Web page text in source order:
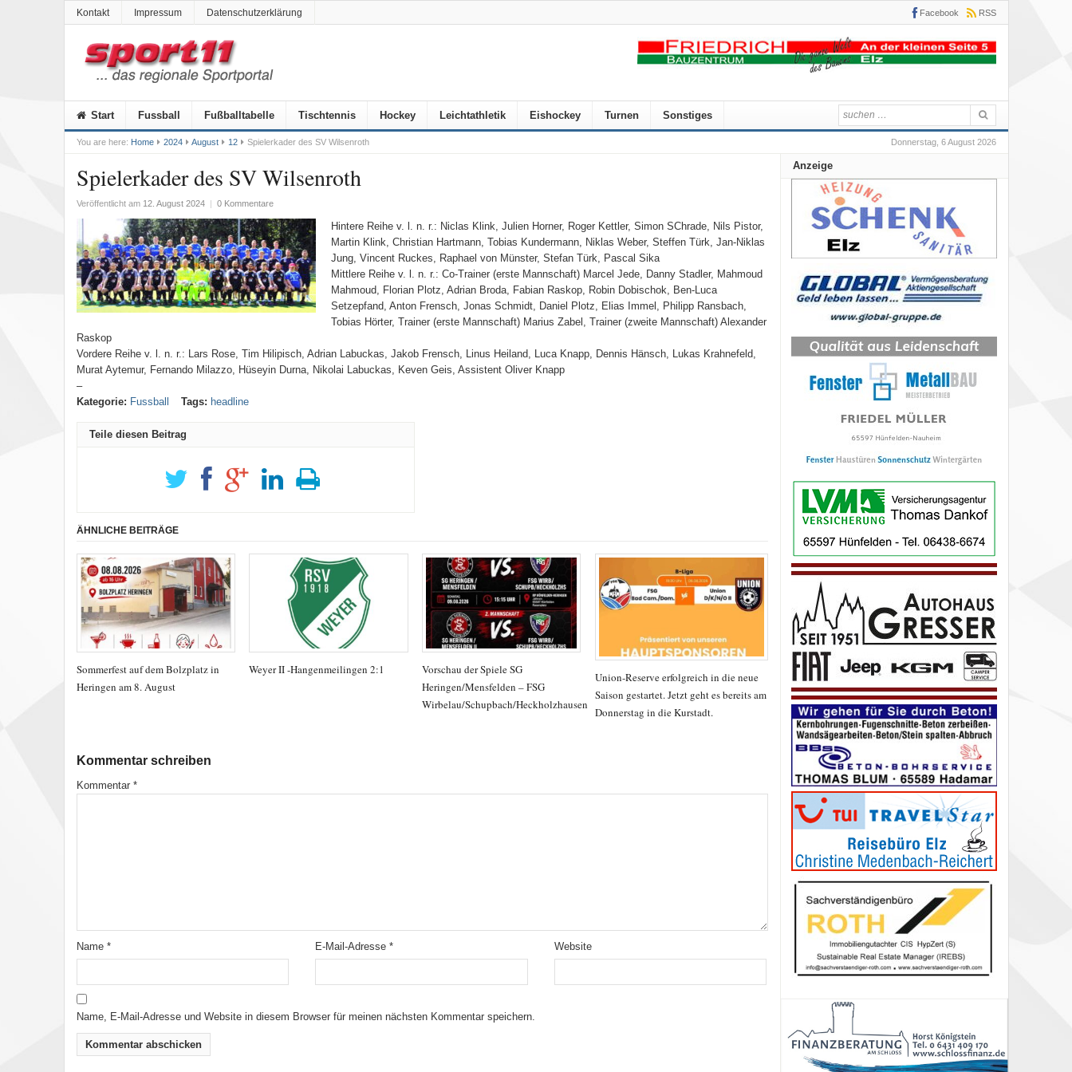
Kontakt Impressum Datenschutzerklärung Facebook RSS
Start Fussball Fußballtabelle Tischtennis Hockey Leichtathletik Eishockey Turnen Sonstiges
Donnerstag, 6 August 2026
You are here: Home 2024 August 12 Spielerkader des SV Wilsenroth
Spielerkader des SV Wilsenroth
Veröffentlicht am 12. August 2024 | 0 Kommentare
Hintere Reihe v. l. n. r.: Niclas Klink, Julien Horner, Roger Kettler, Simon SChrade, Nils Pistor,
Martin Klink, Christian Hartmann, Tobias Kundermann, Niklas Weber, Steffen Türk, Jan-Niklas
Jung, Vincent Ruckes, Raphael von Münster, Stefan Türk, Pascal Sika
Mittlere Reihe v. l. n. r.: Co-Trainer (erste Mannschaft) Marcel Jede, Danny Stadler, Mahmoud
Mahmoud, Florian Plotz, Adrian Broda, Fabian Raskop, Robin Dobischok, Ben-Luca
Setzepfand, Anton Frensch, Jonas Schmidt, Daniel Plotz, Elias Immel, Philipp Ransbach,
Tobias Hörter, Trainer (erste Mannschaft) Marius Zabel, Trainer (zweite Mannschaft) Alexander
Raskop
Vordere Reihe v. l. n. r.: Lars Rose, Tim Hilipisch, Adrian Labuckas, Jakob Frensch, Linus Heiland, Luca Knapp, Dennis Hänsch, Lukas Krahnefeld,
Murat Aytemur, Fernando Milazzo, Hüseyin Durna, Nikolai Labuckas, Keven Geis, Assistent Oliver Knapp
–
Kategorie: Fussball Tags: headline
Teile diesen Beitrag
ÄHNLICHE BEITRÄGE
Sommerfest auf dem Bolzplatz in
Heringen am 8. August
Weyer II -Hangenmeilingen 2:1
Vorschau der Spiele SG
Heringen/Mensfelden – FSG
Wirbelau/Schupbach/Heckholzhausen
Union-Reserve erfolgreich in die neue
Saison gestartet. Jetzt geht es bereits am
Donnerstag in die Kurstadt.
Kommentar schreiben
Kommentar *
Name * E-Mail-Adresse* Website
Name, E-Mail-Adresse und Website in diesem Browser für meinen nächsten Kommentar speichern.
Anzeige